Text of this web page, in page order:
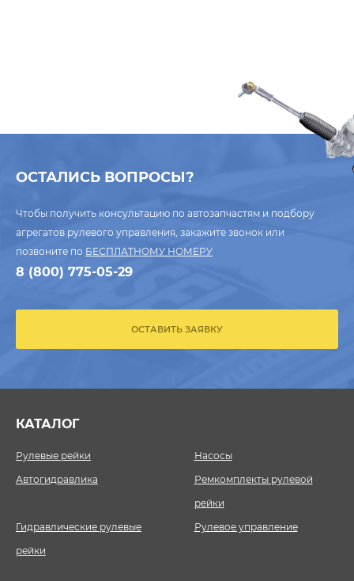
ОСТАЛИСЬ ВОПРОСЫ?
Чтобы получить консультацию по автозапчастям и подбору
агрегатов рулевого управления, закажите звонок или
позвоните по БЕСПЛАТНОМУ НОМЕРУ
8 (800) 775-05-29
ОСТАВИТЬ ЗАЯВКУ
КАТАЛОГ
Рулевые рейки
Насосы
Автогидравлика
Ремкомплекты рулевой
рейки
Гидравлические рулевые
рейки
Рулевое управление